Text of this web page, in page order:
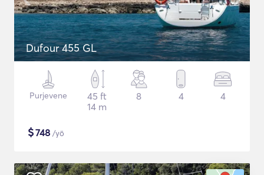
Dufour 455 GL
Purjevene
45 ft
14 m
8 4 4
$748 /yö